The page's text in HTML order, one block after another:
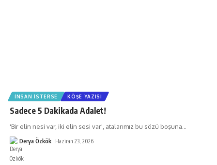
İNSAN İSTERSE KÖŞE YAZISI
Sadece 5 Dakikada Adalet!
'Bir elin nesi var, iki elin sesi var', atalarımız bu sözü boşuna…
Derya Özkök Haziran 23, 2026